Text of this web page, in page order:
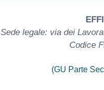
Sede legale: via dei
Codice
(GU Parte